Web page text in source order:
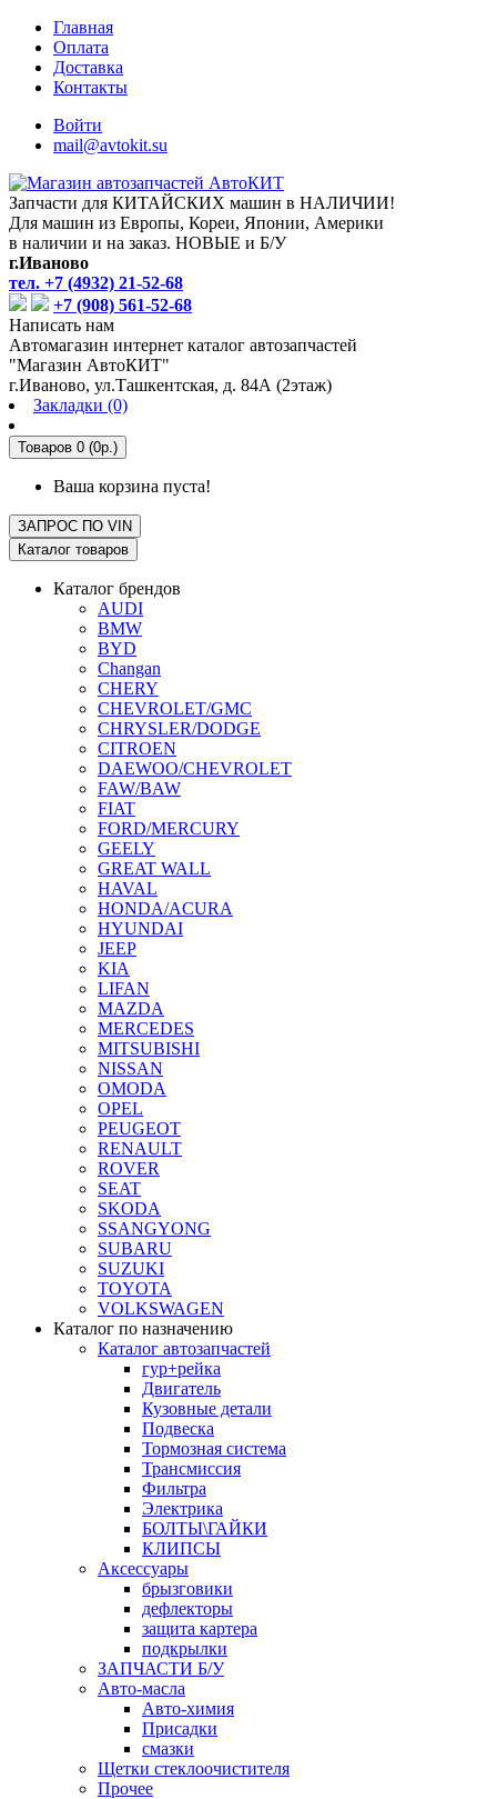
Главная
Оплата
Доставка
Контакты
Войти
mail@avtokit.su
Запчасти для КИТАЙСКИХ машин в НАЛИЧИИ!
Для машин из Европы, Кореи, Японии, Америки
в наличии и на заказ. НОВЫЕ и Б/У
г.Иваново
тел. +7 (4932) 21-52-68
+7 (908) 561-52-68
Написать нам
Автомагазин интернет каталог автозапчастей
"Магазин АвтоКИТ"
г.Иваново, ул.Ташкентская, д. 84А (2этаж)
Закладки (0)
Товаров 0 (0р.)
Ваша корзина пуста!
ЗАПРОС ПО VIN
Каталог товаров
Каталог брендов
AUDI
BMW
BYD
Changan
CHERY
CHEVROLET/GMC
CHRYSLER/DODGE
CITROEN
DAEWOO/CHEVROLET
FAW/BAW
FIAT
FORD/MERCURY
GEELY
GREAT WALL
HAVAL
HONDA/ACURA
HYUNDAI
JEEP
KIA
LIFAN
MAZDA
MERCEDES
MITSUBISHI
NISSAN
OMODA
OPEL
PEUGEOT
RENAULT
ROVER
SEAT
SKODA
SSANGYONG
SUBARU
SUZUKI
TOYOTA
VOLKSWAGEN
Каталог по назначению
Каталог автозапчастей
гур+рейка
Двигатель
Кузовные детали
Подвеска
Тормозная система
Трансмиссия
Фильтра
Электрика
БОЛТЫ\ГАЙКИ
КЛИПСЫ
Аксессуары
брызговики
дефлекторы
защита картера
подкрылки
ЗАПЧАСТИ Б/У
Авто-масла
Авто-химия
Присадки
смазки
Щетки стеклоочистителя
Прочее